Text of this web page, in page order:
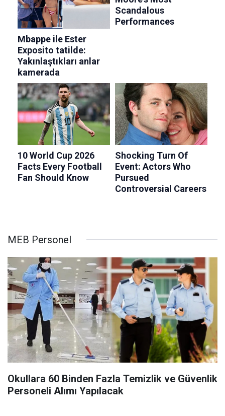
MEB Personel
Okullara 60 Binden Fazla Temizlik ve Güvenlik
Personeli Alımı Yapılacak